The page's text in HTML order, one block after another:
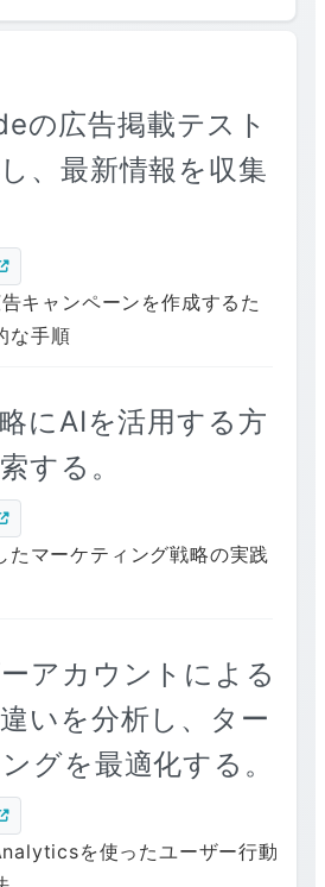
の広告掲載テスト
、最新情報を収集
キャンペーンを作成するた
な手順
にAIを活用する方
する。
たマーケティング戦略の実践
アカウントによる
いを分析し、ター
グを最適化する。
を使ったユーザー行動